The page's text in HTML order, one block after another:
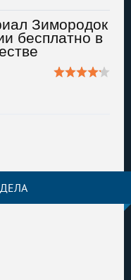
Зимородок
бесплатно в